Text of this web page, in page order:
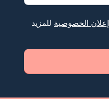
إعلان الخصوصية للمزيد